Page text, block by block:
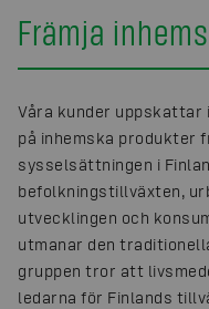
Främja
Våra kunder uppskattar
på inhemska produkter
sysselsättningen i
befolkningstillväxten,
utvecklingen och
utmanar den
gruppen tror att
ledarna för Finlands